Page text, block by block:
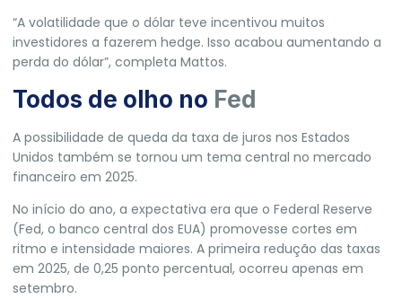
“A volatilidade que o dólar teve incentivou muitos
investidores a fazerem hedge. Isso acabou aumentando a
perda do dólar”, completa Mattos.
Todos de olho no Fed
A possibilidade de queda da taxa de juros nos Estados
Unidos também se tornou um tema central no mercado
financeiro em 2025.
No início do ano, a expectativa era que o Federal Reserve
(Fed, o banco central dos EUA) promovesse cortes em
ritmo e intensidade maiores. A primeira redução das taxas
em 2025, de 0,25 ponto percentual, ocorreu apenas em
setembro.